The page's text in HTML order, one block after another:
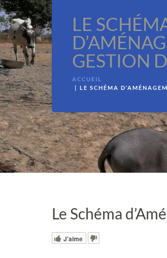
LE
GESTION
ACCUEIL
LE SCHÉMA
Le Schéma
J'aime